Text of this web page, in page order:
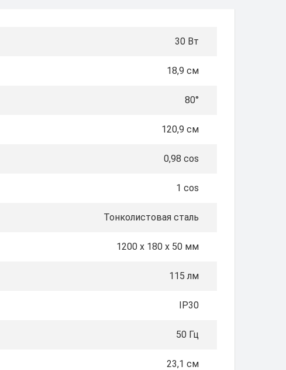
30 Вт
18,9 см
80°
120,9 см
0,98 cos
1 cos
Тонколистовая сталь
1200 x 180 x 50 мм
115 лм
IP30
50 Гц
23,1 см